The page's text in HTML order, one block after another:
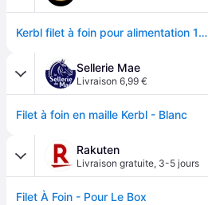
Kerbl filet à foin pour alimentation 12 heures, sac à foin, filet d'alimentation, maille 3x3cm, blanc, 120x90cm, polyester, alimentation animale, chevaux, indéchirable, durable
Sellerie Mae
Livraison 6,99 €
Filet à foin en maille Kerbl - Blanc
Rakuten
Livraison gratuite, 3-5 jours
Filet À Foin - Pour Le Box